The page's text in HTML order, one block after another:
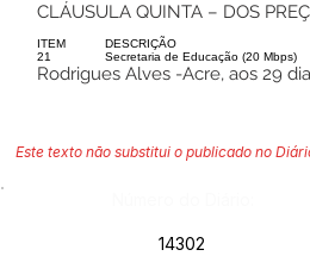
CLÁUSULA QUINTA – DOS
ITEM DESCRIÇÃO
21
Secretaria de Educação (20 Mbps)
Rodrigues Alves -Acre, aos 29
Este texto não substitui o publicado no
14302